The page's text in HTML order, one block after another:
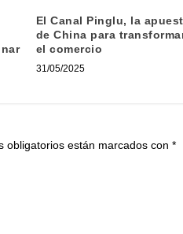
El Canal Pinglu, la
de China para
el comercio
31/05/2025
obligatorios están marcados con*